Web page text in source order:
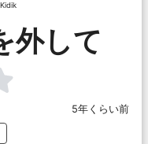
Kidik
外して
5年くらい前